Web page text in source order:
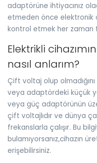
adaptörüne ihtiyacınız
etmeden önce elektronik
kontrol etmek her zaman
Elektrikli
nasıl anlarım?
Çift voltaj olup
veya adaptördeki küçük
veya güç adaptörünün
çift voltajlıdır ve dünya
frekanslarla çalışır. Bu
bulamıyorsanız,cihazın
erişebilirsiniz.